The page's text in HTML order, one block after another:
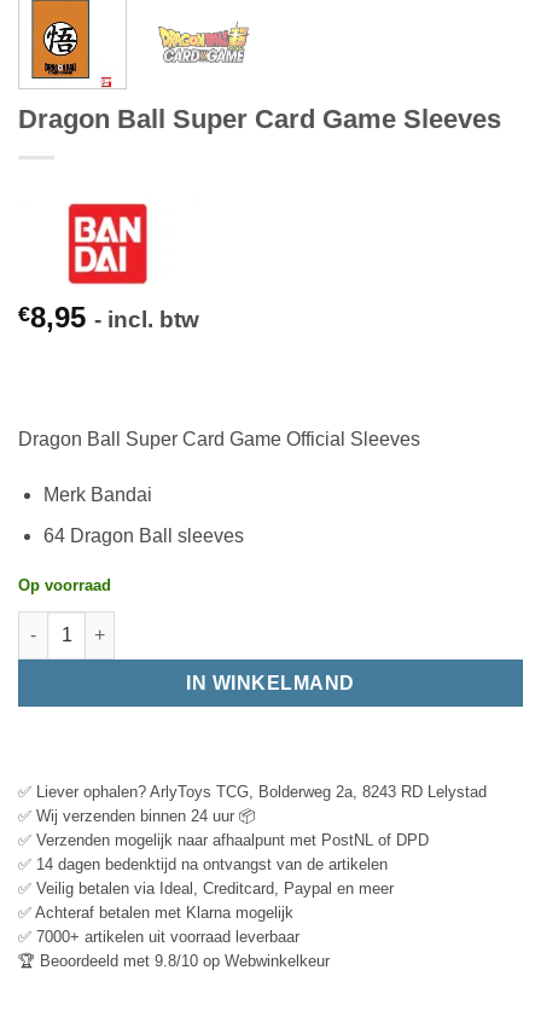
Dragon Ball Super Card Game Sleeves
€8,95 - incl. btw
Dragon Ball Super Card Game Official Sleeves
Merk Bandai
64 Dragon Ball sleeves
Op voorraad
IN WINKELMAND
✅ Liever ophalen? ArlyToys TCG, Bolderweg 2a, 8243 RD Lelystad
✅ Wij verzenden binnen 24 uur 📦
✅ Verzenden mogelijk naar afhaalpunt met PostNL of DPD
✅ 14 dagen bedenktijd na ontvangst van de artikelen
✅ Veilig betalen via Ideal, Creditcard, Paypal en meer
✅ Achteraf betalen met Klarna mogelijk
✅ 7000+ artikelen uit voorraad leverbaar
🏆 Beoordeeld met 9.8/10 op Webwinkelkeur